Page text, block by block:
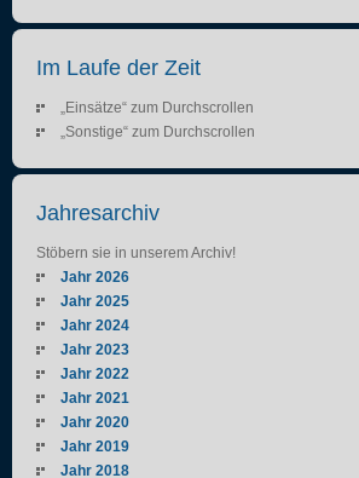
Im Laufe der Zeit
„Einsätze“ zum Durchscrollen
„Sonstige“ zum Durchscrollen
Jahresarchiv
Stöbern sie in unserem Archiv!
Jahr 2026
Jahr 2025
Jahr 2024
Jahr 2023
Jahr 2022
Jahr 2021
Jahr 2020
Jahr 2019
Jahr 2018